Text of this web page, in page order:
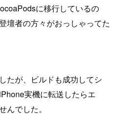
に移行しているの
壇者の方々がおっしゃってた
たが、ビルドも成功してシ
実機に転送したらエ
んでした。